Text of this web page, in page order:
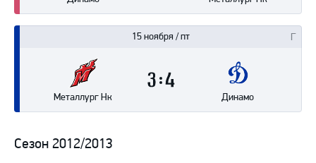
15 ноября / пт
Металлург Нк
3
Динамо
4
Сезон 2012/2013